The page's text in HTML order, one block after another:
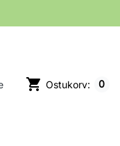
shopping_cart Ostukorv: 0